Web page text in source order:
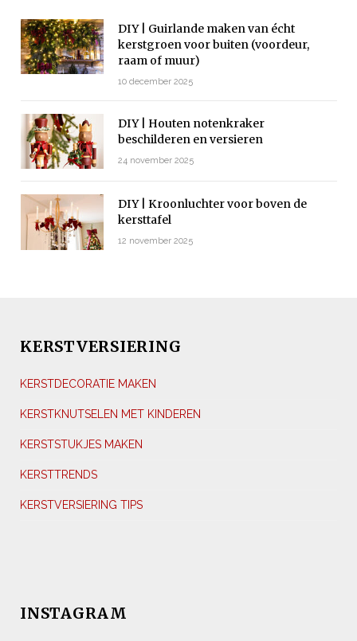
DIY | Guirlande maken van écht
kerstgroen voor buiten (voordeur,
raam of muur)
10 december 2025
DIY | Houten notenkraker
beschilderen en versieren
24 november 2025
DIY | Kroonluchter voor boven de
kersttafel
12 november 2025
KERSTVERSIERING
KERSTDECORATIE MAKEN
KERSTKNUTSELEN MET KINDEREN
KERSTSTUKJES MAKEN
KERSTTRENDS
KERSTVERSIERING TIPS
INSTAGRAM